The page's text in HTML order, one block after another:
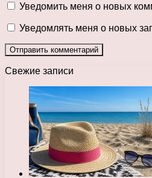
Уведомить меня о новых
Уведомлять меня о новых
Свежие записи